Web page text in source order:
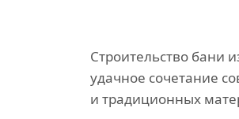
Строительство бани
удачное сочетание
и традиционных